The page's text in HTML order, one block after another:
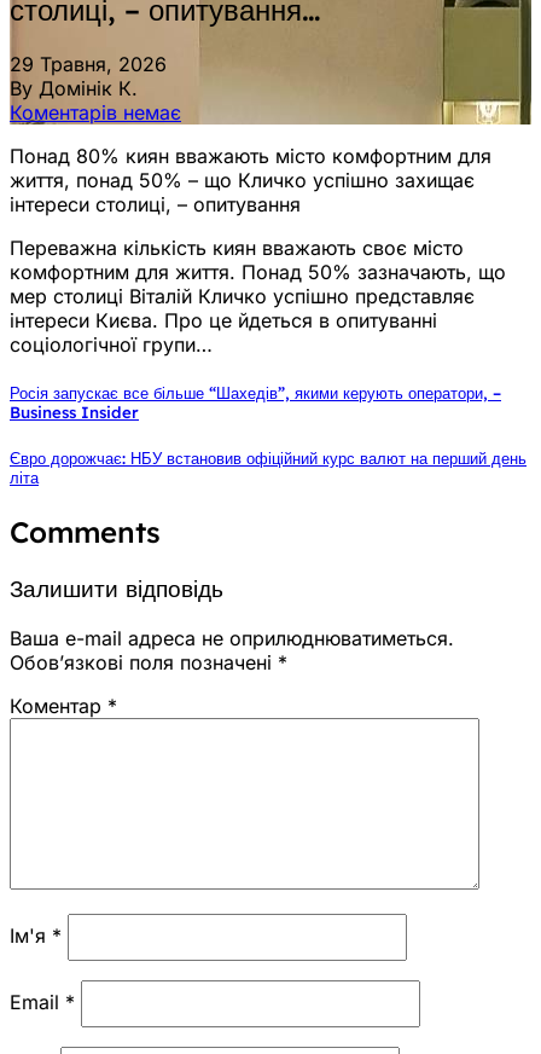
столиці, – опитування…
29 Травня, 2026
By Домінік К.
Коментарів немає
Понад 80% киян вважають місто комфортним для
життя, понад 50% – що Кличко успішно захищає
інтереси столиці, – опитування
Переважна кількість киян вважають своє місто
комфортним для життя. Понад 50% зазначають, що
мер столиці Віталій Кличко успішно представляє
інтереси Києва. Про це йдеться в опитуванні
соціологічної групи…
Росія запускає все більше “Шахедів”, якими керують оператори, –
Business Insider
Євро дорожчає: НБУ встановив офіційний курс валют на перший день
літа
Comments
Залишити відповідь
Ваша e-mail адреса не оприлюднюватиметься.
Обов’язкові поля позначені *
Коментар *
Ім'я *
Email *